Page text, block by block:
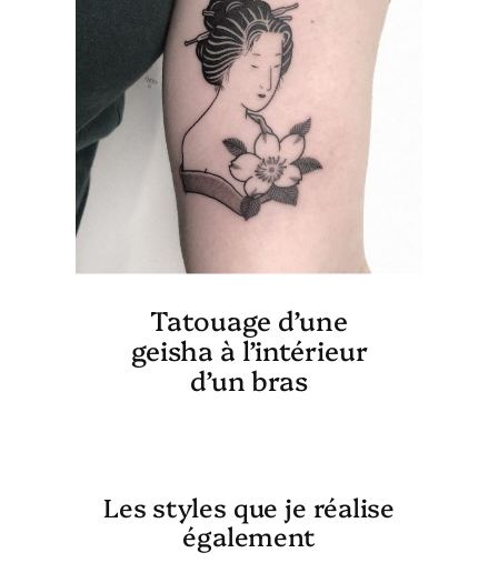
Tatouage d’une
geisha à l’intérieur
d’un bras
Les styles que je réalise
également